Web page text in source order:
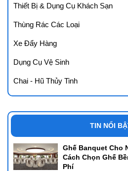
Thiết Bị & Dụng Cụ Khách Sạn
Thùng Rác Các Loại
Xe Đẩy Hàng
Dụng Cụ Vệ Sinh
Chai - Hũ Thủy Tinh
TIN NỔI
Ghế Banquet Cho
Cách Chọn Ghế
Phí